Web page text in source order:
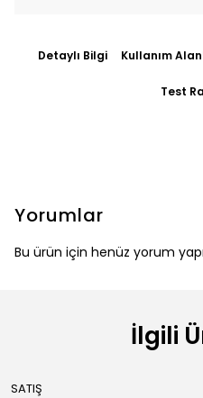
Detaylı Bilgi Kullanım
Test
Yorumlar
Bu ürün için henüz yorum
İlgili
SATIŞ